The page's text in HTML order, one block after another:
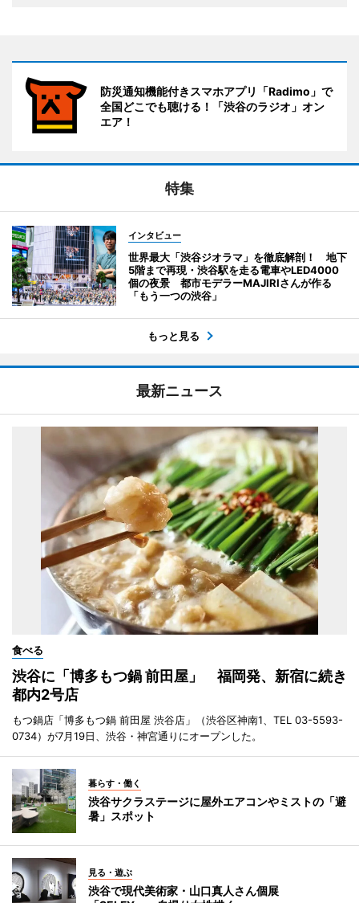
防災通知機能付きスマホアプリ「Radimo」で
全国どこでも聴ける！「渋谷のラジオ」オン
エア！
特集
インタビュー
世界最大「渋谷ジオラマ」を徹底解剖！ 地下
5階まで再現・渋谷駅を走る電車やLED4000
個の夜景 都市モデラーMAJIRIさんが作る
「もう一つの渋谷」
もっと見る
最新ニュース
食べる
渋谷に「博多もつ鍋 前田屋」 福岡発、新宿に続き
都内2号店
もつ鍋店「博多もつ鍋 前田屋 渋谷店」（渋谷区神南1、TEL 03-5593-
0734）が7月19日、渋谷・神宮通りにオープンした。
暮らす・働く
渋谷サクラステージに屋外エアコンやミストの「避
暑」スポット
見る・遊ぶ
渋谷で現代美術家・山口真人さん個展